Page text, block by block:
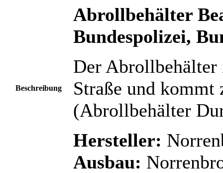
Beschreibung
Abrollbehälter
Bundespolizei,
Der Abrollbehälter
Straße und
(Abrollbehälter
Hersteller:
Ausbau: